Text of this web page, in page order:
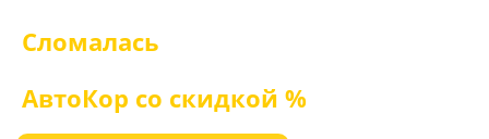
Сломалась
АвтоКор со скидкой %